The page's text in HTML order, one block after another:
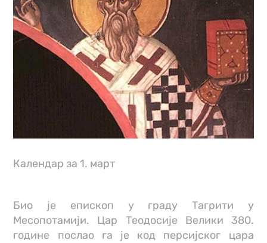
Календар за 1. март
Био је епископ у граду Тагрити у
Месопотамији. Цар Теодосије Велики 380.
године послао га је код персијског цара